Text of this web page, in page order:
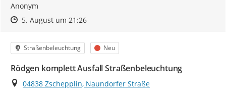
Anonym
Zeitpunkt des Erstellens
Zeitpunkt des Erstellens
5. August um 21:26Zur Äußerung
Kategorie
Straßenbeleuchtung Status
Neu
Rödgen komplett Ausfall Straßenbeleuchtung
Ort
04838 Zschepplin, Naundorfer Straße